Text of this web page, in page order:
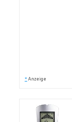
* Anzeige